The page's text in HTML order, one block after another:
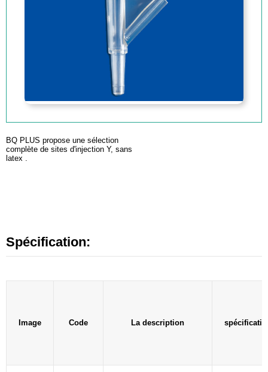
BQ PLUS propose une sélection
complète de sites d'injection Y, sans
latex
Spécification:
Image Code La description